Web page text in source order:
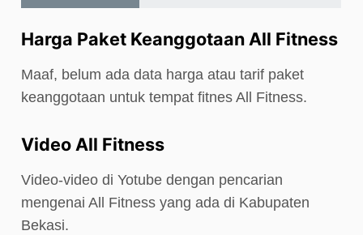
Harga Paket Keanggotaan All Fitness
Maaf, belum ada data harga atau tarif paket
keanggotaan untuk tempat fitnes All Fitness.
Video All Fitness
Video-video di Yotube dengan pencarian
mengenai All Fitness yang ada di Kabupaten
Bekasi.